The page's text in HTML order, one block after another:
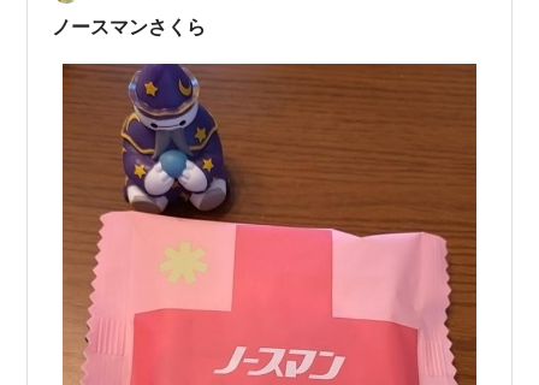
わせの羊羹ですが、美味しくまとま…
ノースマンさくら